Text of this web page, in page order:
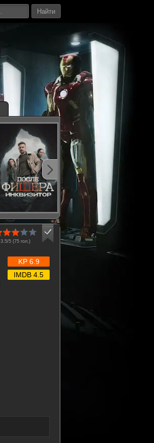
Найти
3.5/5 (75 гол.)
KP 6.9
IMDB 4.5